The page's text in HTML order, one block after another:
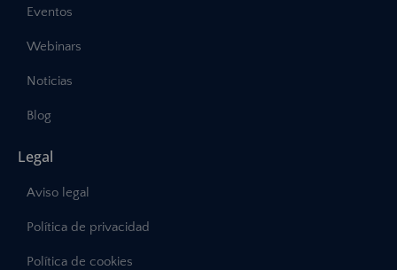
Eventos
Webinars
Noticias
Blog
Legal
Aviso legal
Política de privacidad
Política de cookies